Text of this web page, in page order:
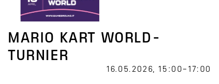
MARIO KART WORLD-
TURNIER
16.05.2026, 15:00–17:00